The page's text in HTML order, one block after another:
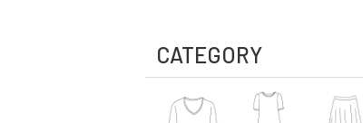
CATEGORY